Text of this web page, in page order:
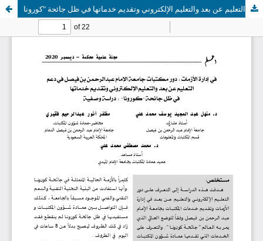
دور مكتبات جامعة الإمام عبدالرحمن بن فيصل في دعم التعليم عن بعد والتعليم الإلكتروني وتقديم خدماتها في ظل جائحة "كورونا"